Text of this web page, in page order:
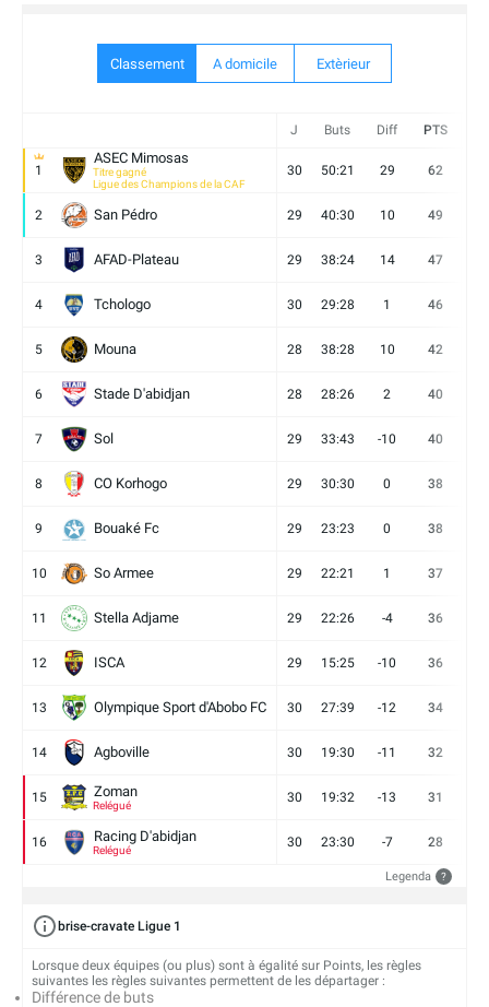
Classement A domicile Extèrieur
J Buts Diff PTS
1
ASEC Mimosas
Titre gagné
Ligue des Champions de la CAF
30 50:21 29 62
2 San Pédro 29 40:30 10 49
3 AFAD-Plateau 29 38:24 14 47
4 Tchologo 30 29:28 1 46
5 Mouna 28 38:28 10 42
6 Stade D'abidjan 28 28:26 2 40
7 Sol 29 33:43 -10 40
8 CO Korhogo 29 30:30 0 38
9 Bouaké Fc 29 23:23 0 38
10 So Armee 29 22:21 1 37
11 Stella Adjame 29 22:26 -4 36
12 ISCA 29 15:25 -10 36
13 Olympique Sport d'Abobo FC 30 27:39 -12 34
14 Agboville 30 19:30 -11 32
15 Zoman
Relégué
30 19:32 -13 31
16 Racing D'abidjan
Relégué
30 23:30 -7 28
Legenda ?
brise-cravate Ligue 1
Lorsque deux équipes (ou plus) sont à égalité sur Points, les règles
suivantes les règles suivantes permettent de les départager :
Différence de buts